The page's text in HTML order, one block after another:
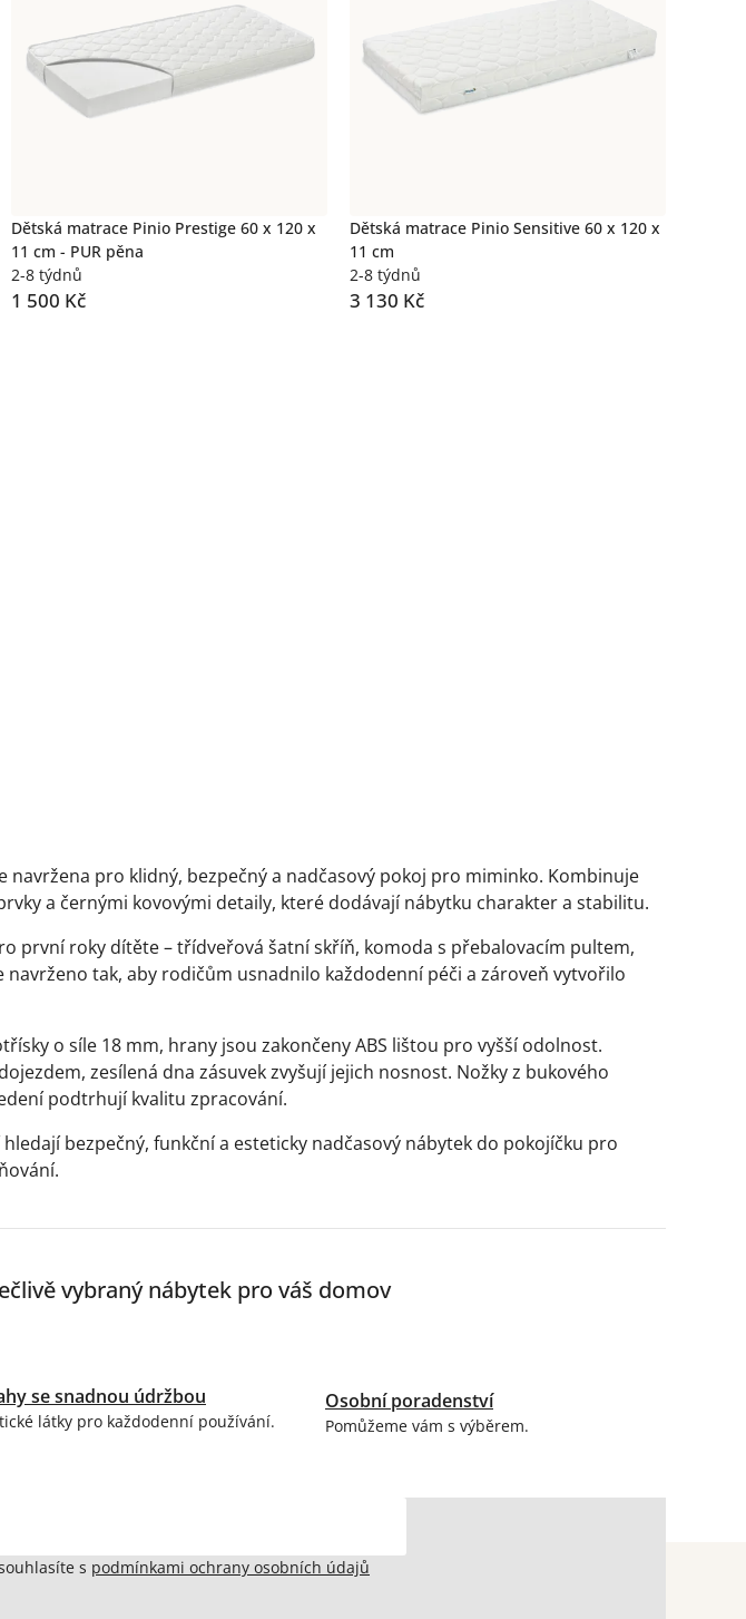
Dětská matrace Pinio Prestige 60 x 120 x
11 cm - PUR pěna
2-8 týdnů
1 500 Kč
Dětská matrace Pinio Sensitive 60 x 120 x
11 cm
2-8 týdnů
3 130 Kč
navržena pro klidný, bezpečný a nadčasový pokoj pro miminko. Kombinuje
a černými kovovými detaily, které dodávají nábytku charakter a stabilitu.
první roky dítěte – třídveřová šatní skříň, komoda s přebalovacím pultem,
navrženo tak, aby rodičům usnadnilo každodenní péči a zároveň vytvořilo
o síle 18 mm, hrany jsou zakončeny ABS lištou pro vyšší odolnost.
zesílená dna zásuvek zvyšují jejich nosnost. Nožky z bukového
podtrhují kvalitu zpracování.
bezpečný, funkční a esteticky nadčasový nábytek do pokojíčku pro
vybraný nábytek pro váš domov
se snadnou údržbou
látky pro každodenní používání.
Osobní poradenství
Pomůžeme vám s výběrem.
s podmínkami ochrany osobních údajů